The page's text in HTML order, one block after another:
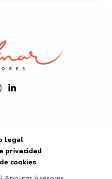
legal
privacidad
cookies